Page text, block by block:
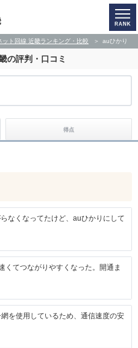
ット回線 近畿ランキング・比較 auひかり
の評判・口コミ
得点
なくなってたけど、auひかりにして
くてつながりやすくなった。開通ま
を使用しているため、通信速度の安